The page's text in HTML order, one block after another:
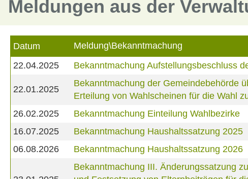
Meldungen aus der
Datum
Meldung\Bekanntmachung
22.04.2025
Bekanntmachung Aufstellungsbeschluss
22.01.2025
Bekanntmachung der Gemeindebehörde
Erteilung von Wahlscheinen für die Wahl
26.02.2025
Bekanntmachung Einteilung Wahlbezirke
16.07.2025
Bekanntmachung Haushaltssatzung 2025
06.08.2026
Bekanntmachung Haushaltssatzung 2026
Bekanntmachung III. Änderungssatzung